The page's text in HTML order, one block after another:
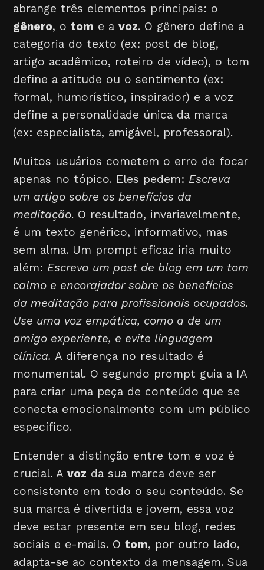
abrange três elementos principais: o
gênero, otom e avoz. O gênero define a
categoria do texto (ex: post de blog,
artigo acadêmico, roteiro de vídeo), o tom
define a atitude ou o sentimento (ex:
formal, humorístico, inspirador) e a voz
define a personalidade única da marca
(ex: especialista, amigável, professoral).
Muitos usuários cometem o erro de focar
apenas no tópico. Eles pedem: Escreva
um artigo sobre os benefícios da
meditação. O resultado, invariavelmente,
é um texto genérico, informativo, mas
sem alma. Um prompt eficaz iria muito
além: Escreva um post de blog em um tom
calmo e encorajador sobre os benefícios
da meditação para profissionais ocupados.
Use uma voz empática, como a de um
amigo experiente, e evite linguagem
clínica. A diferença no resultado é
monumental. O segundo prompt guia a IA
para criar uma peça de conteúdo que se
conecta emocionalmente com um público
específico.
Entender a distinção entre tom e voz é
crucial. Avoz da sua marca deve ser
consistente em todo o seu conteúdo. Se
sua marca é divertida e jovem, essa voz
deve estar presente em seu blog, redes
sociais e e-mails. Otom, por outro lado,
adapta-se ao contexto da mensagem. Sua